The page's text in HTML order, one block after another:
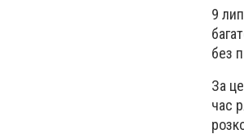
9
без
За
час